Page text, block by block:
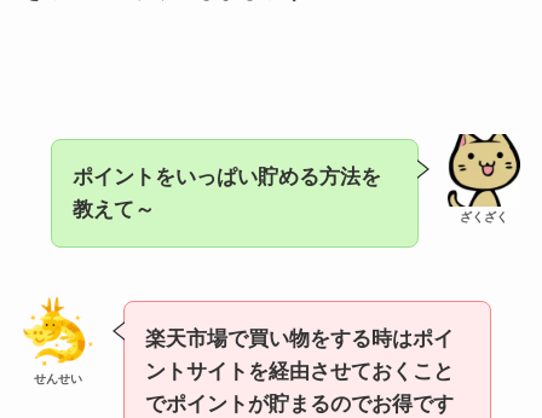
ざくざく
ポイントをいっぱい貯める方法を
教えて～
せんせい
楽天市場で買い物をする時はポイ
ントサイトを経由させておくこと
でポイントが貯まるのでお得です